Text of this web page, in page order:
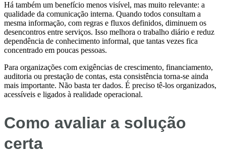
Há também um benefício menos visível, mas muito relevante: a
qualidade da comunicação interna. Quando todos consultam a
mesma informação, com regras e fluxos definidos, diminuem os
desencontros entre serviços. Isso melhora o trabalho diário e reduz
dependência de conhecimento informal, que tantas vezes fica
concentrado em poucas pessoas.
Para organizações com exigências de crescimento, financiamento,
auditoria ou prestação de contas, esta consistência torna-se ainda
mais importante. Não basta ter dados. É preciso tê-los organizados,
acessíveis e ligados à realidade operacional.
Como avaliar a solução
certa